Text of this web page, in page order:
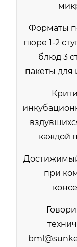
Форматы
пюре 1-2
блюд 3
пакеты для
каждой
при